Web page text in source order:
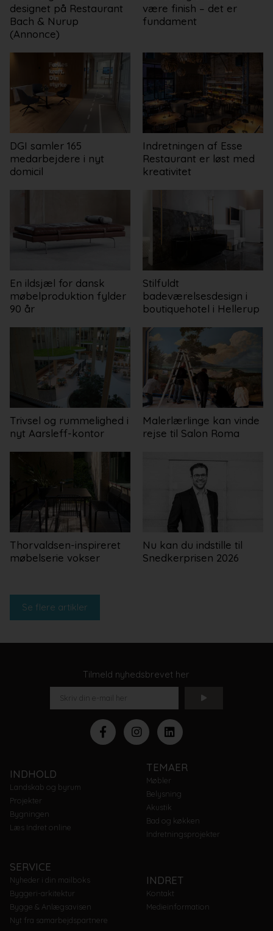
designet på Restaurant
Bach & Nurup
(Annonce)
være finish – det er
fundament
DGI samler 165
medarbejdere i nyt
domicil
Indretningen af Esse
Restaurant er løst med
kreativitet
En ildsjæl for dansk
møbelproduktion fylder
90 år
Stilfuldt
badeværelsesdesign i
boutiquehotel i Hellerup
Trivsel og rummelighed i
nyt Aarsleff-kontor
Malerlærlinge kan vinde
rejse til Salon Roma
Thorvaldsen-inspireret
møbelserie vokser
Nu kan du indstille til
Snedkerprisen 2026
Se flere artikler
Tilmeld nyhedsbrevet her
INDHOLD
Landskab og byrum
Projekter
Bygningen
Læs Indret online
TEMAER
Møbler
Belysning
Akustik
Bad og køkken
Indretningsprojekter
SERVICE
Nyheder i din mailboks
Byggeri-arkitektur
Bygge & Anlægsavisen
Nyt fra samarbejdspartnere
INDRET
Kontakt
Medieinformation